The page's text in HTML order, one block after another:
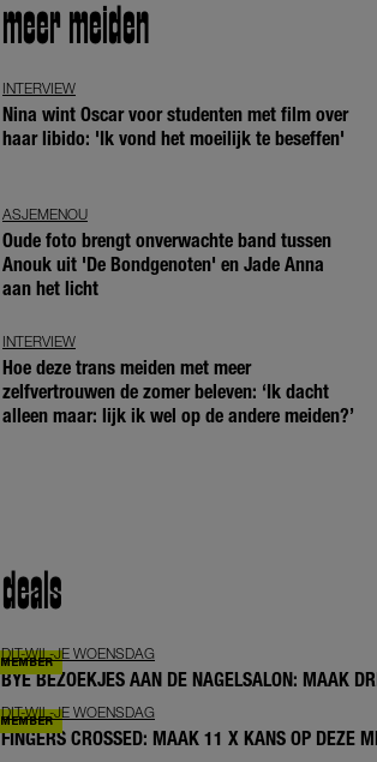
meer meiden
INTERVIEW
Nina wint Oscar voor studenten met film over
haar libido: 'Ik vond het moeilijk te beseffen'
ASJEMENOU
Oude foto brengt onverwachte band tussen
Anouk uit 'De Bondgenoten' en Jade Anna
aan het licht
INTERVIEW
Hoe deze trans meiden met meer
zelfvertrouwen de zomer beleven: ‘Ik dacht
alleen maar: lijk ik wel op de andere meiden?’
deals
DIT-WIL-JE WOENSDAG
BYE BEZOEKJES AAN DE NAGELSALON: MAAK
DIT-WIL-JE WOENSDAG
FINGERS CROSSED: MAAK 11 X KANS OP DEZE